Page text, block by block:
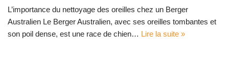
L’importance du nettoyage des oreilles chez un Berger
Australien Le Berger Australien, avec ses oreilles tombantes et
son poil dense, est une race de chien… Lire la suite »